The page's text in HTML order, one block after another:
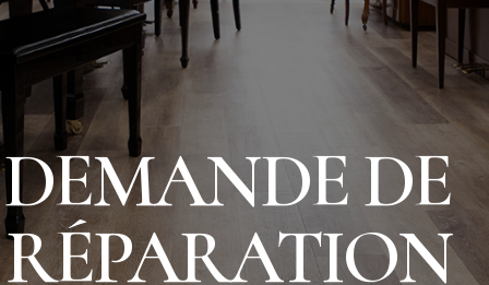
DEMANDE DE
RÉPARATION